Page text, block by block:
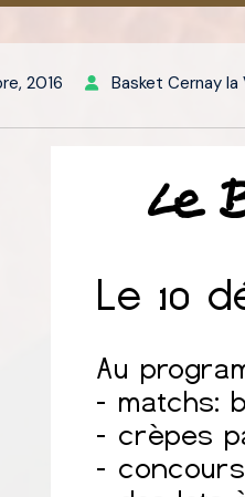
2016 Basket Cernay la